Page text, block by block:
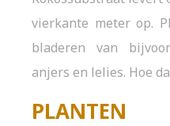
vierkante meter op.
bladeren van
anjers en lelies. Hoe
PLANTEN